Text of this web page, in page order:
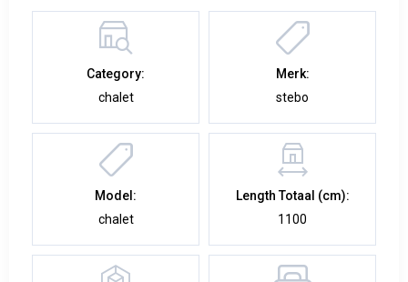
Category:
chalet
Merk:
stebo
Model:
chalet
Length Totaal (cm):
1100